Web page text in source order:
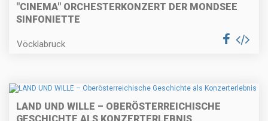
"CINEMA" ORCHESTERKONZERT DER MONDSEE
SINFONIETTE
Vöcklabruck
LAND UND WILLE – OBERÖSTERREICHISCHE